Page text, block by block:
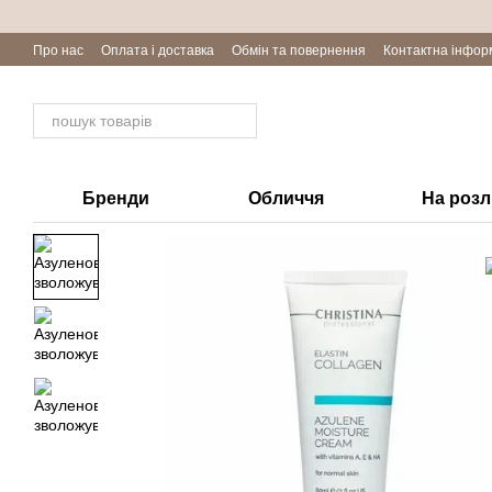
Про нас Оплата і доставка Обмін та повернення Контактна
Бренди Обличчя На